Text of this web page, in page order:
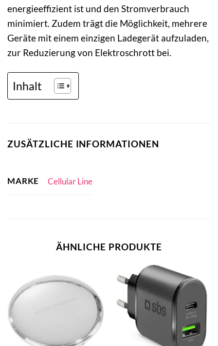
energieeffizient ist und den Stromverbrauch
minimiert. Zudem trägt die Möglichkeit, mehrere
Geräte mit einem einzigen Ladegerät aufzuladen,
zur Reduzierung von Elektroschrott bei.
Inhalt
ZUSÄTZLICHE INFORMATIONEN
MARKE Cellular Line
ÄHNLICHE PRODUKTE